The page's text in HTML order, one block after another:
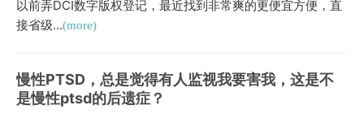
以前弄DCI数字版权登记，最近找到非常爽的更便宜方便，直
接省级...(more)
慢性PTSD，总是觉得有人监视我要害我，这是不
是慢性ptsd的后遗症？